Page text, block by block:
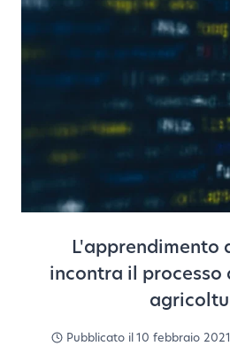
L'apprendimento
incontra il processo
Pubblicato il10 febbraio 2021